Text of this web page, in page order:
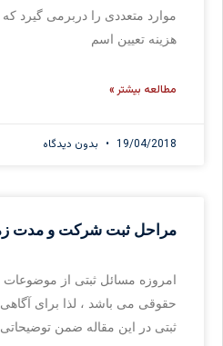
موارد متعددی را دربرمی گیرد
هزینه تعیین اسم
مطالعه بیشتر »
19/04/2018 بدون دیدگاه
مراحل ثبت شرکت و مدت
امروزه مسائل ثبتی از
حقوقی می باشد ، لذا برای
ثبتی در این مقاله ضمن توضیحاتی